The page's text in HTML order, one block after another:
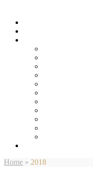
Home » 2018